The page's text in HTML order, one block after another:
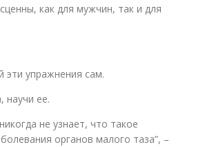
как для мужчин, так и для
эти упражнения сам.
научи ее.
не узнает, что такое
органов малого таза”, –